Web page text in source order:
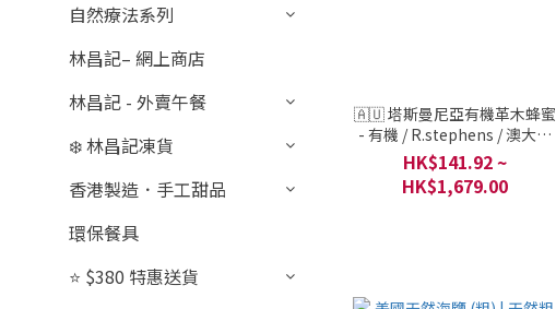
自然療法系列
林昌記– 網上商店
林昌記 - 外賣午餐
❄️ 林昌記凍貨
香港製造．手工甜品
環保餐具
⭐ $380 特惠送貨
🇦🇺 塔斯曼尼亞有機革木蜂蜜
- 有機 / R.stephens / 澳大利
亞 / 每 1 包 500克
HK$141.92 ~
HK$1,679.00